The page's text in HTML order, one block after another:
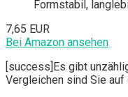
Formstabil,
7,65 EUR
Bei Amazon ansehen
[success]Es gibt
Vergleichen sind Sie